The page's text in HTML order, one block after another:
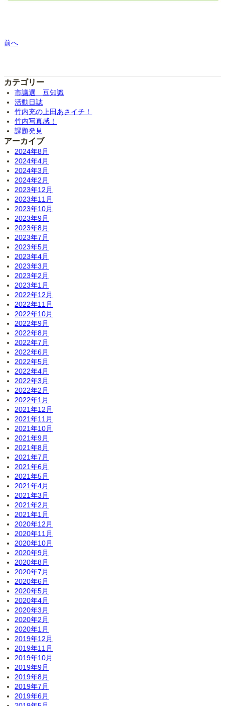
前へ
カテゴリー
市議選 豆知識
活動日誌
竹内充の上田あさイチ！
竹内写真感！
課題発見
アーカイブ
2024年8月
2024年4月
2024年3月
2024年2月
2023年12月
2023年11月
2023年10月
2023年9月
2023年8月
2023年7月
2023年5月
2023年4月
2023年3月
2023年2月
2023年1月
2022年12月
2022年11月
2022年10月
2022年9月
2022年8月
2022年7月
2022年6月
2022年5月
2022年4月
2022年3月
2022年2月
2022年1月
2021年12月
2021年11月
2021年10月
2021年9月
2021年8月
2021年7月
2021年6月
2021年5月
2021年4月
2021年3月
2021年2月
2021年1月
2020年12月
2020年11月
2020年10月
2020年9月
2020年8月
2020年7月
2020年6月
2020年5月
2020年4月
2020年3月
2020年2月
2020年1月
2019年12月
2019年11月
2019年10月
2019年9月
2019年8月
2019年7月
2019年6月